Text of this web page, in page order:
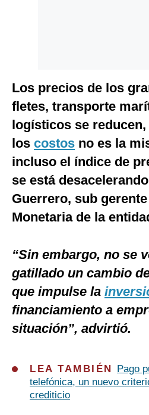
Los precios de los
fletes, transporte
logísticos se
los costos no es la
incluso el índice de
se está
Guerrero, sub
Monetaria de la
“Sin embargo, no se
gatillado un cambio
que impulse la
financiamiento a
situación”, advirtió.
LEA TAMBIÉN
Pago
telefónica, un nuevo
crediticio